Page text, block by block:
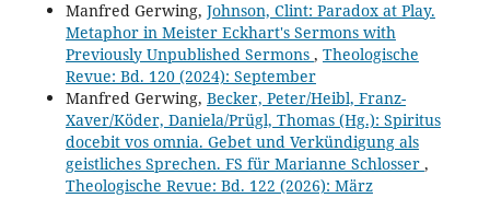
Manfred Gerwing, Johnson, Clint: Paradox at Play.
Metaphor in Meister Eckhart's Sermons with
Previously Unpublished Sermons , Theologische
Revue: Bd. 120 (2024): September
Manfred Gerwing, Becker, Peter/Heibl, Franz-
Xaver/Köder, Daniela/Prügl, Thomas (Hg.): Spiritus
docebit vos omnia. Gebet und Verkündigung als
geistliches Sprechen. FS für Marianne Schlosser ,
Theologische Revue: Bd. 122 (2026): März